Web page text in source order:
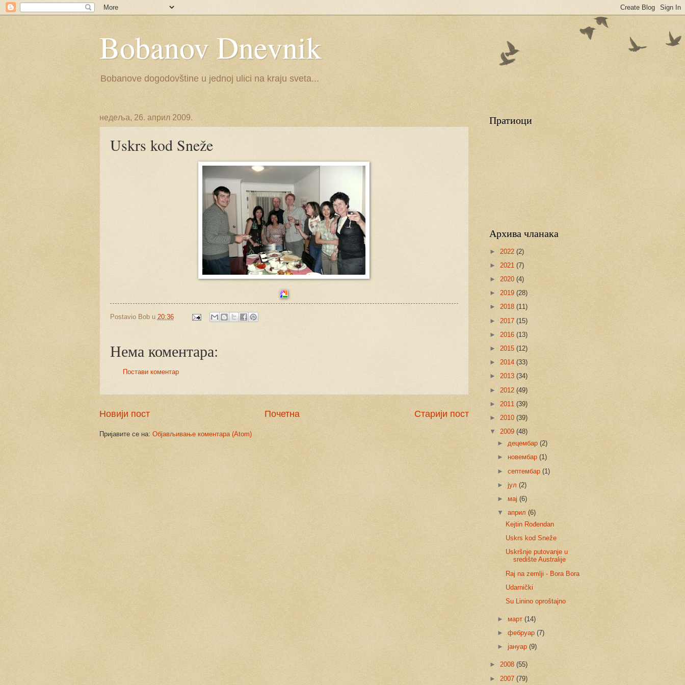
Bobanov Dnevnik
Bobanove dogodovštine u jednoj ulici na kraju sveta...
недеља, 26. април 2009.
Uskrs kod Sneže
Postavio Bob u 20:36
Нема коментара:
Постави коментар
Новији пост Старији пост
Почетна
Пријавите се на: Објављивање коментара (Atom)
Пратиоци
Архива чланака
► 2022 (2)
► 2021 (7)
► 2020 (4)
► 2019 (28)
► 2018 (11)
► 2017 (15)
► 2016 (13)
► 2015 (12)
► 2014 (33)
► 2013 (34)
► 2012 (49)
► 2011 (39)
► 2010 (39)
▼ 2009 (48)
► децембар (2)
► новембар (1)
► септембар (1)
► јул (2)
► мај (6)
▼ април (6)
Kejtin Rođendan
Uskrs kod Sneže
Uskršnje putovanje u
središte Australije
Raj na zemlji - Bora Bora
Udarnički
Su Linino oproštajno
► март (14)
► фебруар (7)
► јануар (9)
► 2008 (55)
► 2007 (79)